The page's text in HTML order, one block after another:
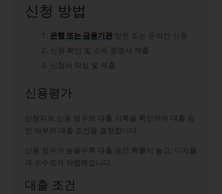
신청 방법
은행 또는 금융기관 방문 또는 온라인 신청
신원 확인 및 소득 증명서 제출
신청서 작성 및 제출
신용평가
신청자의 신용 점수와 대출 기록을 확인하여 대출 승
인 여부와 대출 조건을 결정합니다.
신용 점수가 높을수록 대출 승인 확률이 높고, 이자율
과 수수료가 저렴해집니다.
대출 조건